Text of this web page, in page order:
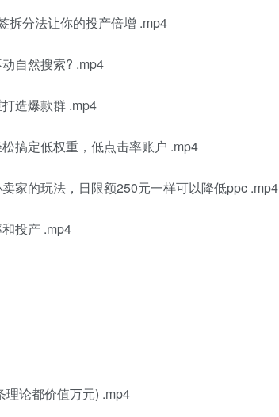
拆分法让你的投产倍增 .mp4
自然搜索? .mp4
造爆款群 .mp4
搞定低权重，低点击率账户 .mp4
家的玩法，日限额250元一样可以降低ppc .mp4
投产 .mp4
理论都价值万元) .mp4